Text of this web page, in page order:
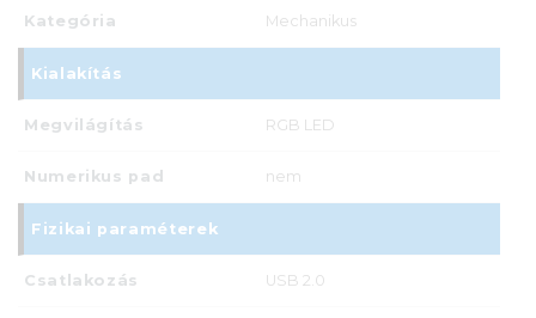
Kategória Mechanikus
Kialakítás
Megvilágítás RGB LED
Numerikus pad nem
Fizikai paraméterek
Csatlakozás USB 2.0